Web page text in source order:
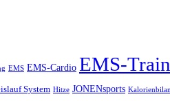
EMS EMS-Cardio EMS-
System Hitze JONENsports